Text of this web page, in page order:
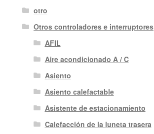
otro
Otros controladores e interruptores
AFIL
Aire acondicionado A / C
Asiento
Asiento calefactable
Asistente de estacionamiento
Calefacción de la luneta trasera